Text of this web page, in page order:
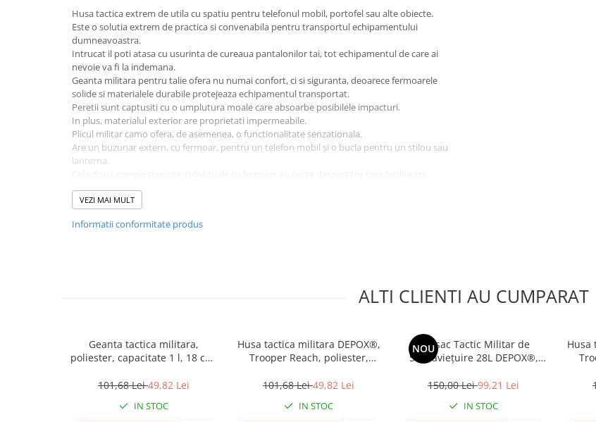
Incubatoare oua
Mori cereale si furaje
ELECTRONICE
Baterii telefoane
Baterii si acumulatori
Cantare electronice comerciale
Casti audio telefoane
INSTRUMENTE MUZICALE
Accesorii chitara
Orga electronica
Husa tactica extrem de utila cu spatiu pentru telefonul mobil, portofel sau alte obiecte.
Este o solutia extrem de practica si convenabila pentru transportul echipamentului
dumneavoastra.
Intrucat il poti atasa cu usurinta de cureaua pantalonilor tai, tot echipamentul de care ai
nevoie va fi la indemana.
Geanta militara pentru talie ofera nu numai confort, ci si siguranta, deoarece fermoarele
solide si materialele durabile protejeaza echipamentul transportat.
Peretii sunt captusiti cu o umplutura moale care absoarbe posibilele impacturi.
In plus, materialul exterior are proprietati impermeabile.
Plicul militar camo ofera, de asemenea, o functionalitate senzationala.
Are un buzunar extern, cu fermoar, pentru un telefon mobil si o bucla pentru un stilou sau
lanterna.
Plicul va fi incomparabil de util pentru orice expeditie, manevre militare, excursii in afara
Utilizarea celor mai bune materiale garanteaza cea mai inalta calitate si rezistenta la uzura.
Greutate: 130 g
Numar de compartimente: 2
Material: cordura, nailon
VEZI MAI MULT
Informatii conformitate produs
ALTI CLIENTI AU CUMPARAT
Geanta tactica militara,
poliester, capacitate 1 l, 18 cm,
101,68 Lei49,82 Lei
IN STOC
Husa tactica militara DEPOX®,
Trooper Reach, poliester,
101,68 Lei49,82 Lei
IN STOC
NOU
Rucsac Tactic Militar de
Supraviețuire 28L DEPOX®,
Multiple, Sistem MOLLE
150,00 Lei99,21 Lei
IN STOC
Husa